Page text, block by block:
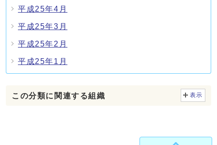
平成25年4月
平成25年3月
平成25年2月
平成25年1月
この分類に関連する組織 表示